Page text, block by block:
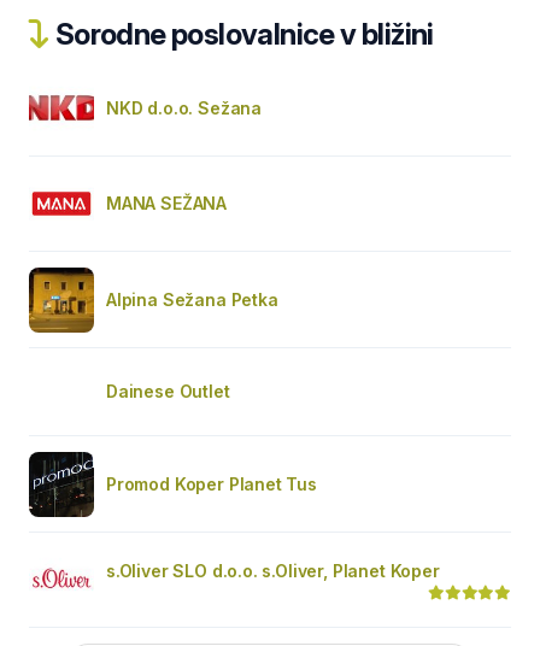
Sorodne poslovalnice v bližini
NKD d.o.o. Sežana
MANA SEŽANA
Alpina Sežana Petka
Dainese Outlet
Promod Koper Planet Tus
s.Oliver SLO d.o.o. s.Oliver, Planet Koper